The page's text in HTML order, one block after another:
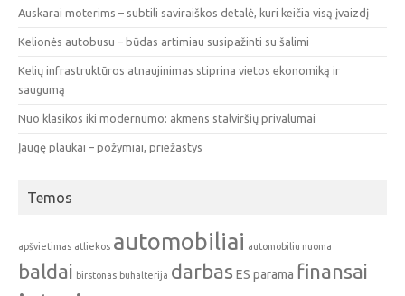
Auskarai moterims – subtili saviraiškos detalė, kuri keičia visą įvaizdį
Kelionės autobusu – būdas artimiau susipažinti su šalimi
Kelių infrastruktūros atnaujinimas stiprina vietos ekonomiką ir
saugumą
Nuo klasikos iki modernumo: akmens stalviršių privalumai
Įaugę plaukai – požymiai, priežastys
Temos
apšvietimas atliekos automobiliai automobiliu nuoma
baldai birstonas buhalterija darbas ES parama finansai